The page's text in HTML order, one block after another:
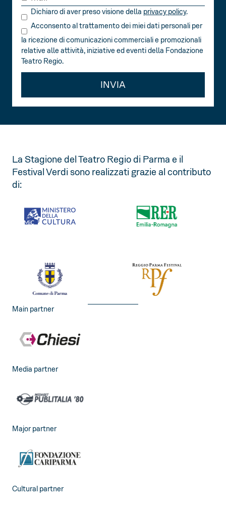
Dichiaro di aver preso visione della privacy policy.
Acconsento al trattamento dei miei dati personali per
la ricezione di comunicazioni commerciali e promozionali
relative alle attività, iniziative ed eventi della Fondazione
Teatro Regio.
INVIA
La Stagione del Teatro Regio di Parma e il
Festival Verdi sono realizzati grazie al contributo
di:
Main partner
Media partner
Major partner
Cultural partner